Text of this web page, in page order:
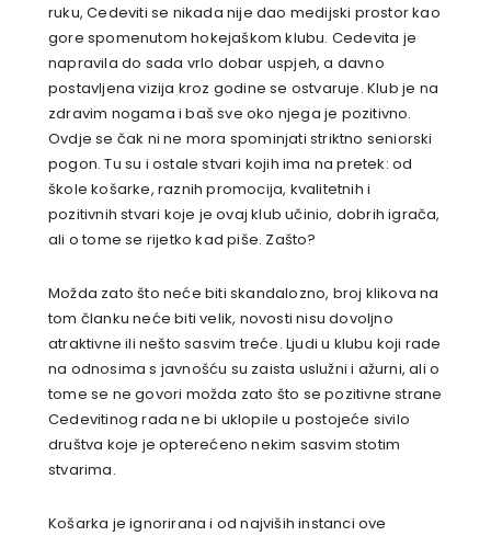
ruku, Cedeviti se nikada nije dao medijski prostor kao
gore spomenutom hokejaškom klubu. Cedevita je
napravila do sada vrlo dobar uspjeh, a davno
postavljena vizija kroz godine se ostvaruje. Klub je na
zdravim nogama i baš sve oko njega je pozitivno.
Ovdje se čak ni ne mora spominjati striktno seniorski
pogon. Tu su i ostale stvari kojih ima na pretek: od
škole košarke, raznih promocija, kvalitetnih i
pozitivnih stvari koje je ovaj klub učinio, dobrih igrača,
ali o tome se rijetko kad piše. Zašto?
Možda zato što neće biti skandalozno, broj klikova na
tom članku neće biti velik, novosti nisu dovoljno
atraktivne ili nešto sasvim treće. Ljudi u klubu koji rade
na odnosima s javnošću su zaista uslužni i ažurni, ali o
tome se ne govori možda zato što se pozitivne strane
Cedevitinog rada ne bi uklopile u postojeće sivilo
društva koje je opterećeno nekim sasvim stotim
stvarima.
Košarka je ignorirana i od najviših instanci ove